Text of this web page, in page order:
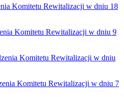
Komitetu Rewitalizacji w dniu 18
Komitetu Rewitalizacji w dniu 9
Komitetu Rewitalizacji w dniu
Komitetu Rewitalizacji w dniu 7